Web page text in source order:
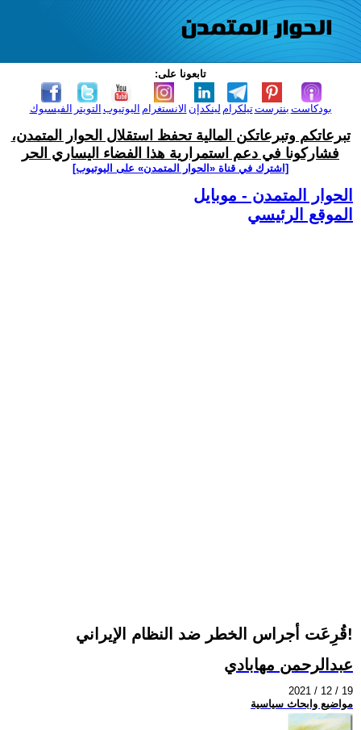
تابعونا على:
الفيسبوك التويتر اليوتيوب الانستغرام لينكدإن تيلكرامبنترست بودكاست
تبرعاتكم وتبرعاتكن المالية تحفظ استقلال الحوار المتمدن،
فشاركونا في دعم استمرارية هذا الفضاء اليساري الحر
[اشترك في قناة ‫«الحوار المتمدن» على اليوتيوب]
الحوار المتمدن - موبايل
الموقع الرئيسي
قُرِعَت أجراس الخطر ضد النظام الإيراني!
عبدالرحمن مهابادي
2021 / 12 / 19
مواضيع وابحاث سياسية